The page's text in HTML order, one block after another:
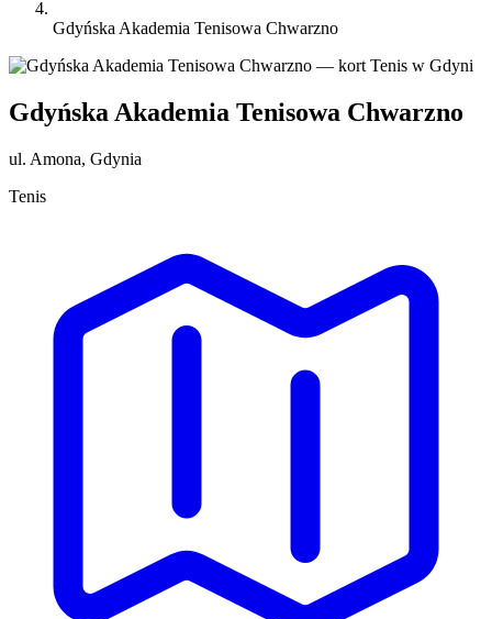
Gdyńska Akademia Tenisowa Chwarzno
Gdyńska Akademia Tenisowa Chwarzno
ul. Amona, Gdynia
Tenis